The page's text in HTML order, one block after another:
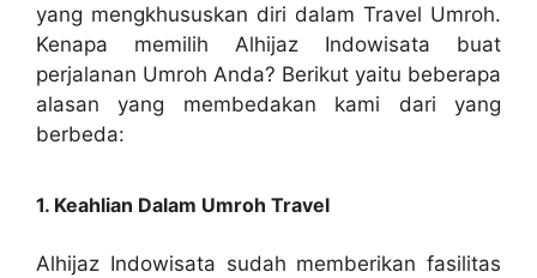
yang mengkhususkan diri dalam Travel Umroh.
Kenapa memilih Alhijaz Indowisata buat
perjalanan Umroh Anda? Berikut yaitu beberapa
alasan yang membedakan kami dari yang
berbeda:
1. Keahlian Dalam Umroh Travel
Alhijaz Indowisata sudah memberikan fasilitas